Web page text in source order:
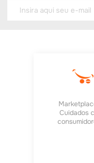
Cuidados